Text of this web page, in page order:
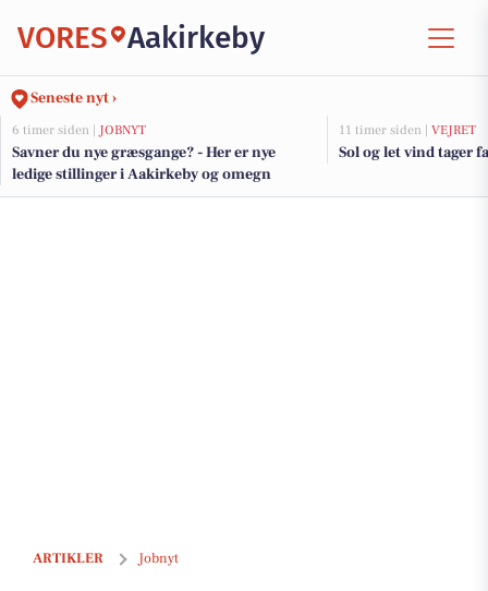
VORES Aakirkeby
Seneste nyt ›
6 timer siden | JOBNYT
Savner du nye græsgange? - Her er nye
ledige stillinger i Aakirkeby og omegn
11 timer siden | VEJRET
Sol og let vind tager
ARTIKLER Jobnyt
Bliv den drivkraftige sælger, der styrker Aakirkeby-Hallernes vækst